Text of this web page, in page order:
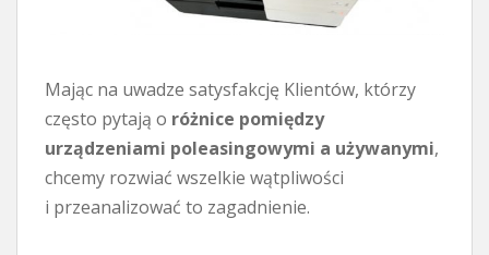
Mając na uwadze satysfakcję Klientów, którzy
często pytają o różnice pomiędzy
urządzeniami poleasingowymi a używanymi,
chcemy rozwiać wszelkie wątpliwości
i przeanalizować to zagadnienie.